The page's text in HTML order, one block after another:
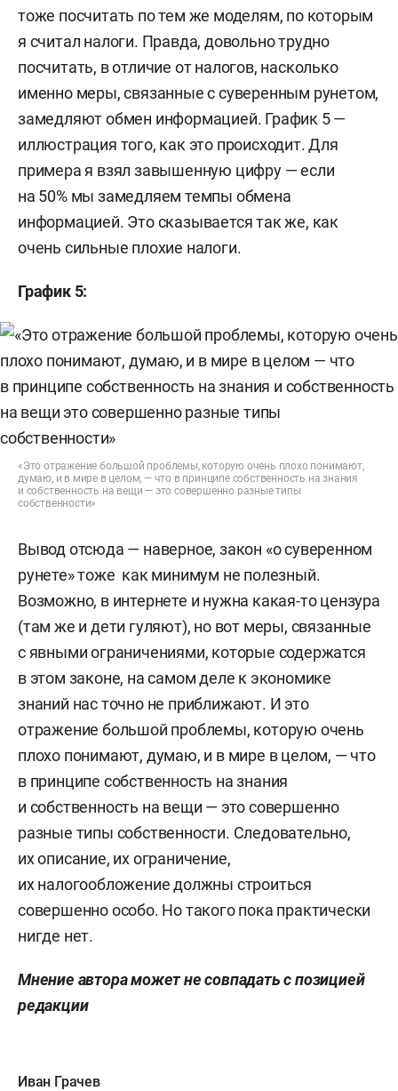
тоже посчитать по тем же моделям, по которым
я считал налоги. Правда, довольно трудно
посчитать, в отличие от налогов, насколько
именно меры, связанные с суверенным рунетом,
замедляют обмен информацией. График 5 —
иллюстрация того, как это происходит. Для
примера я взял завышенную цифру — если
на 50% мы замедляем темпы обмена
информацией. Это сказывается так же, как
очень сильные плохие налоги.
График 5:
«Это отражение большой проблемы, которую очень плохо понимают,
думаю, и в мире в целом, — что в принципе собственность на знания
и собственность на вещи — это совершенно разные типы
собственности»
Вывод отсюда — наверное, закон «о суверенном
рунете» тоже как минимум не полезный.
Возможно, в интернете и нужна какая-то цензура
(там же и дети гуляют), но вот меры, связанные
с явными ограничениями, которые содержатся
в этом законе, на самом деле к экономике
знаний нас точно не приближают. И это
отражение большой проблемы, которую очень
плохо понимают, думаю, и в мире в целом, — что
в принципе собственность на знания
и собственность на вещи — это совершенно
разные типы собственности. Следовательно,
их описание, их ограничение,
их налогообложение должны строиться
совершенно особо. Но такого пока практически
нигде нет.
Мнение автора может не совпадать с позицией
редакции
Иван Грачев